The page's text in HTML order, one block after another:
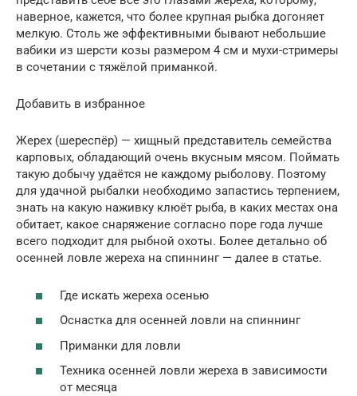
наверное, кажется, что более крупная рыбка догоняет
мелкую. Столь же эффективными бывают небольшие
вабики из шерсти козы размером 4 см и мухи-стримеры
в сочетании с тяжёлой приманкой.
Добавить в избранное
Жерех (шереспёр) — хищный представитель семейства
карповых, обладающий очень вкусным мясом. Поймать
такую добычу удаётся не каждому рыболову. Поэтому
для удачной рыбалки необходимо запастись терпением,
знать на какую наживку клюёт рыба, в каких местах она
обитает, какое снаряжение согласно поре года лучше
всего подходит для рыбной охоты. Более детально об
осенней ловле жереха на спиннинг — далее в статье.
Где искать жереха осенью
Оснастка для осенней ловли на спиннинг
Приманки для ловли
Техника осенней ловли жереха в зависимости
от месяца